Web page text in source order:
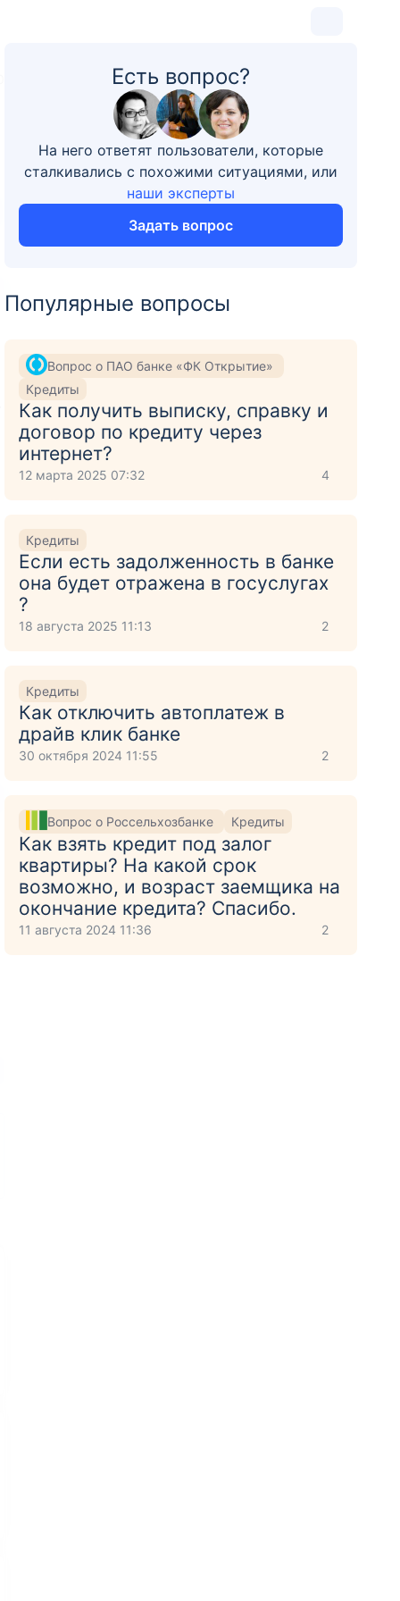
Есть вопрос?
На него ответят пользователи, которые
сталкивались с похожими ситуациями, или
наши эксперты
Задать вопрос
Популярные вопросы
Вопрос о ПАО банке «ФК Открытие»
Кредиты
Как получить выписку, справку и
договор по кредиту через
интернет?
12 марта 2025 07:32 4
Кредиты
Если есть задолженность в банке
она будет отражена в госуслугах
?
18 августа 2025 11:13 2
Кредиты
Как отключить автоплатеж в
драйв клик банке
30 октября 2024 11:55 2
Вопрос о Россельхозбанке Кредиты
Как взять кредит под залог
квартиры? На какой срок
возможно, и возраст заемщика на
окончание кредита? Спасибо.
11 августа 2024 11:36 2